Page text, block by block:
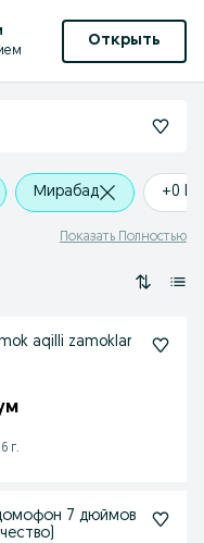
Открыть
Мирабад +0
Показать Полностью
Elektonni zamok aqilli zamoklar
г.
7 дюймов